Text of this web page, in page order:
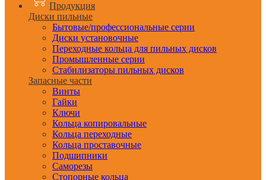
Продукция
Диски пильные
Бытовые/профессиональные серии
Диски установочные
Переходные кольца для пильных дисков
Промышленные серии
Стабилизаторы пильных дисков
Запасные части
Винты
Гайки
Ключи
Кольца копировальные
Кольца переходные
Кольца проставочные
Подшипники
Саморезы
Стопорные кольца